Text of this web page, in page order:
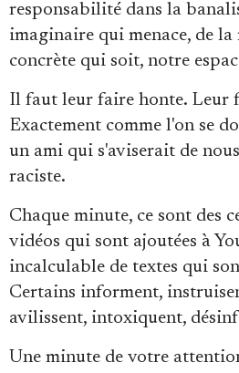
responsabilité dans la
imaginaire qui menace, de
concrète qui soit, notre
Il faut leur faire honte. Leur
Exactement comme l'on se
un ami qui s'aviserait de
raciste.
Chaque minute, ce sont des
vidéos qui sont ajoutées à
incalculable de textes qui
Certains informent,
avilissent, intoxiquent,
Une minute de votre